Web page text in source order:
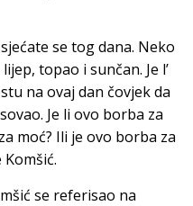
se tog dana. Neko
topao i sunčan. Je l’
na ovaj dan čovjek da
Je li ovo borba za
moć? Ili je ovo borba za
se referisao na